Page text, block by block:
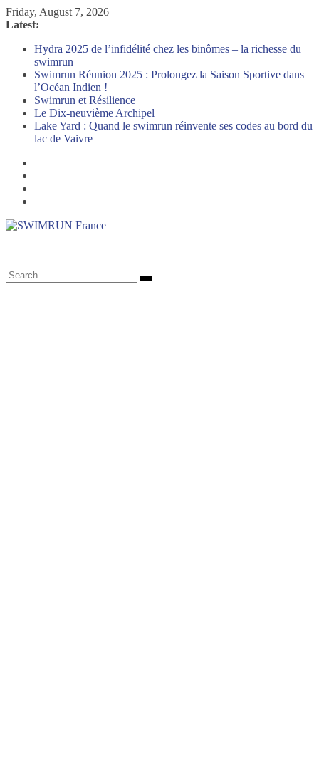
Skip
to
Friday, August 7, 2026
Latest:
Hydra 2025 de l’infidélité chez les binômes – la richesse du
swimrun
Swimrun Réunion 2025 : Prolongez la Saison Sportive dans
l’Océan Indien !
Swimrun et Résilience
Le Dix-neuvième Archipel
Lake Yard : Quand le swimrun réinvente ses codes au bord du
lac de Vaivre